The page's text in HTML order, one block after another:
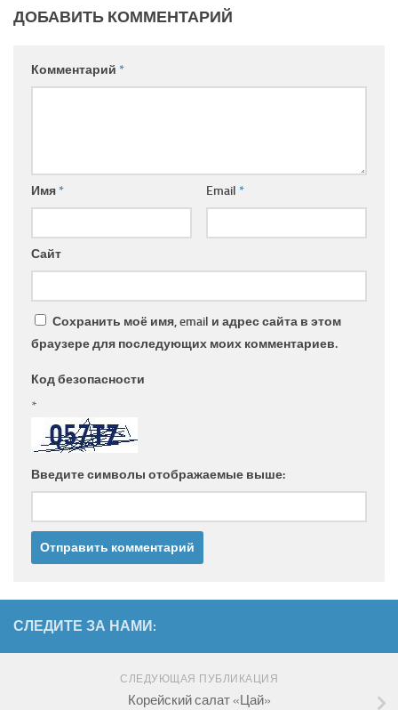
ДОБАВИТЬ КОММЕНТАРИЙ
Комментарий *
Имя* Email *
Сайт
Сохранить моё имя, email и адрес сайта в этом
браузере для последующих моих комментариев.
Код безопасности
*
Введите символы отображаемые выше:
СЛЕДИТЕ ЗА НАМИ:
СЛЕДУЮЩАЯ ПУБЛИКАЦИЯ
Корейский салат «Цай»